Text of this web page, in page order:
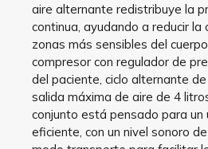
aire alternante redistribuye la
continua, ayudando a reducir la
zonas más sensibles del
compresor con regulador de
del paciente, ciclo alternante
salida máxima de aire de 4
conjunto está pensado para un
eficiente, con un nivel sonoro